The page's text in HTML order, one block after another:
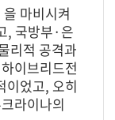
을 마비시켜
, 국방부·은
리적 공격과
이브리드전
이었고, 오히
라이나의